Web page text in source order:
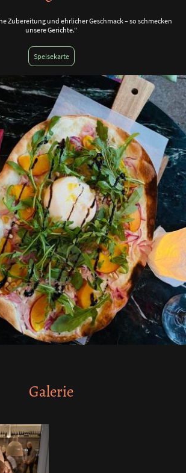
Zubereitung und ehrlicher Geschmack – so schmecken
unsere Gerichte."
Speisekarte
Galerie